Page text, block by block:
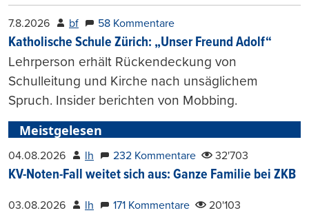
7.8.2026 bf 58 Kommentare
Katholische Schule Zürich: „Unser Freund Adolf“
Lehrperson erhält Rückendeckung von
Schulleitung und Kirche nach unsäglichem
Spruch. Insider berichten von Mobbing.
Meistgelesen
04.08.2026 lh 232 Kommentare 32'703
KV-Noten-Fall weitet sich aus: Ganze Familie bei ZKB
03.08.2026 lh 171 Kommentare 20'103